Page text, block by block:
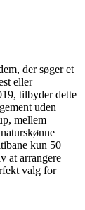
der søger et
eller
tilbyder dette
uden
mellem
kun 50
at arrangere
valg for